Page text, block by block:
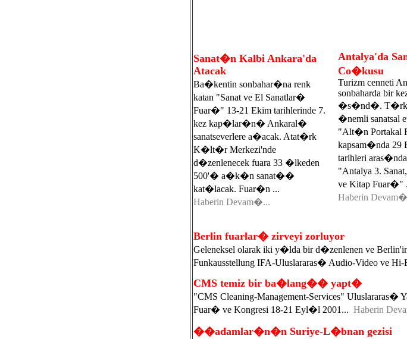
Sanat�n Kalbi Ankara'da
Atacak
Ba�kentin sonbahar�na renk
katan "Sanat ve El Sanatlar�
Fuar�" 13-21 Ekim tarihlerinde 7.
kez kap�lar�n� Ankaral�
sanatseverlere a�acak. Atat�rk
K�lt�r Merkezi'nde
d�zenlenecek fuara 33 �lkeden
500'� a�k�n sanat��
kat�lacak. Fuar�n ...
Haberin Devam�...
Antalya'da
Co�kusu
Turizm cenneti
sonbaharda bir
�s�nd�.
�nemli sanatsal
"Alt�n Portakal
kapsam�nda
tarihleri
"Antalya 3.
ve Kitap Fuar�"
Haberin
Berlin fuarlar� zirveyi zorluyor
Geleneksel olarak iki y�lda bir d�zenlenen ve
Funkausstellung IFA-Uluslararas� Audio-Video ve
CMS temiz bir ba�lang�� yapt�
"CMS Cleaning-Management-Services"
Fuar� ve Kongresi 18-21 Eyl�l 2001... Haberin
��adamlar�n�n Suriye-L�bnan gezisi